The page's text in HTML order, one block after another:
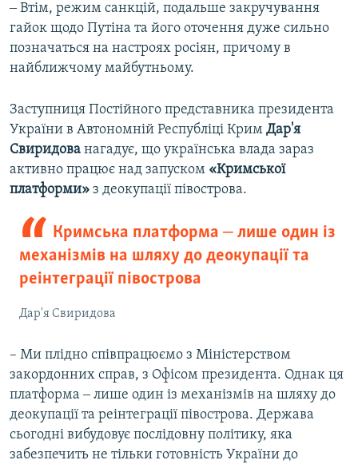
‒ Втім, режим санкцій, подальше закручування
гайок щодо Путіна та його оточення дуже сильно
позначаться на настроях росіян, причому в
найближчому майбутньому.
Заступниця Постійного представника президента
України в Автономній Республіці Крим Дар'я
Свиридова нагадує, що українська влада зараз
активно працює над запуском «Кримської
платформи» з деокупації півострова.
Кримська платформа ‒ лише один із
механізмів на шляху до деокупації та
реінтеграції півострова
Дар'я Свиридова
– Ми плідно співпрацюємо з Міністерством
закордонних справ, з Офісом президента. Однак ця
платформа ‒ лише один із механізмів на шляху до
деокупації та реінтеграції півострова. Держава
сьогодні вибудовує послідовну політику, яка
забезпечить не тільки готовність України до